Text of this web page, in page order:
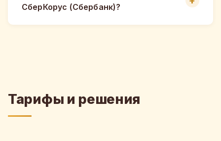
СберКорус (Сбербанк)?
Тарифы и решения